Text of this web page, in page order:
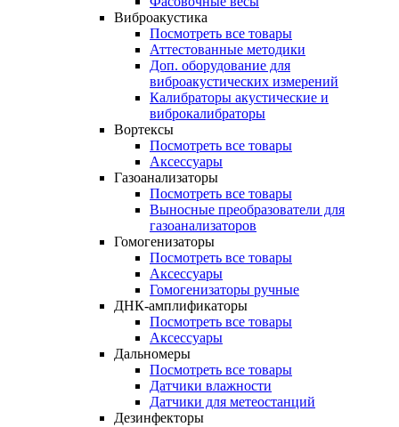
Виброакустика
Посмотреть все товары
Аттестованные методики
Доп. оборудование для
виброакустических измерений
Калибраторы акустические и
виброкалибраторы
Вортексы
Посмотреть все товары
Аксессуары
Газоанализаторы
Посмотреть все товары
Выносные преобразователи для
газоанализаторов
Гомогенизаторы
Посмотреть все товары
Аксессуары
Гомогенизаторы ручные
ДНК-амплификаторы
Посмотреть все товары
Аксессуары
Дальномеры
Посмотреть все товары
Датчики влажности
Датчики для метеостанций
Дезинфекторы